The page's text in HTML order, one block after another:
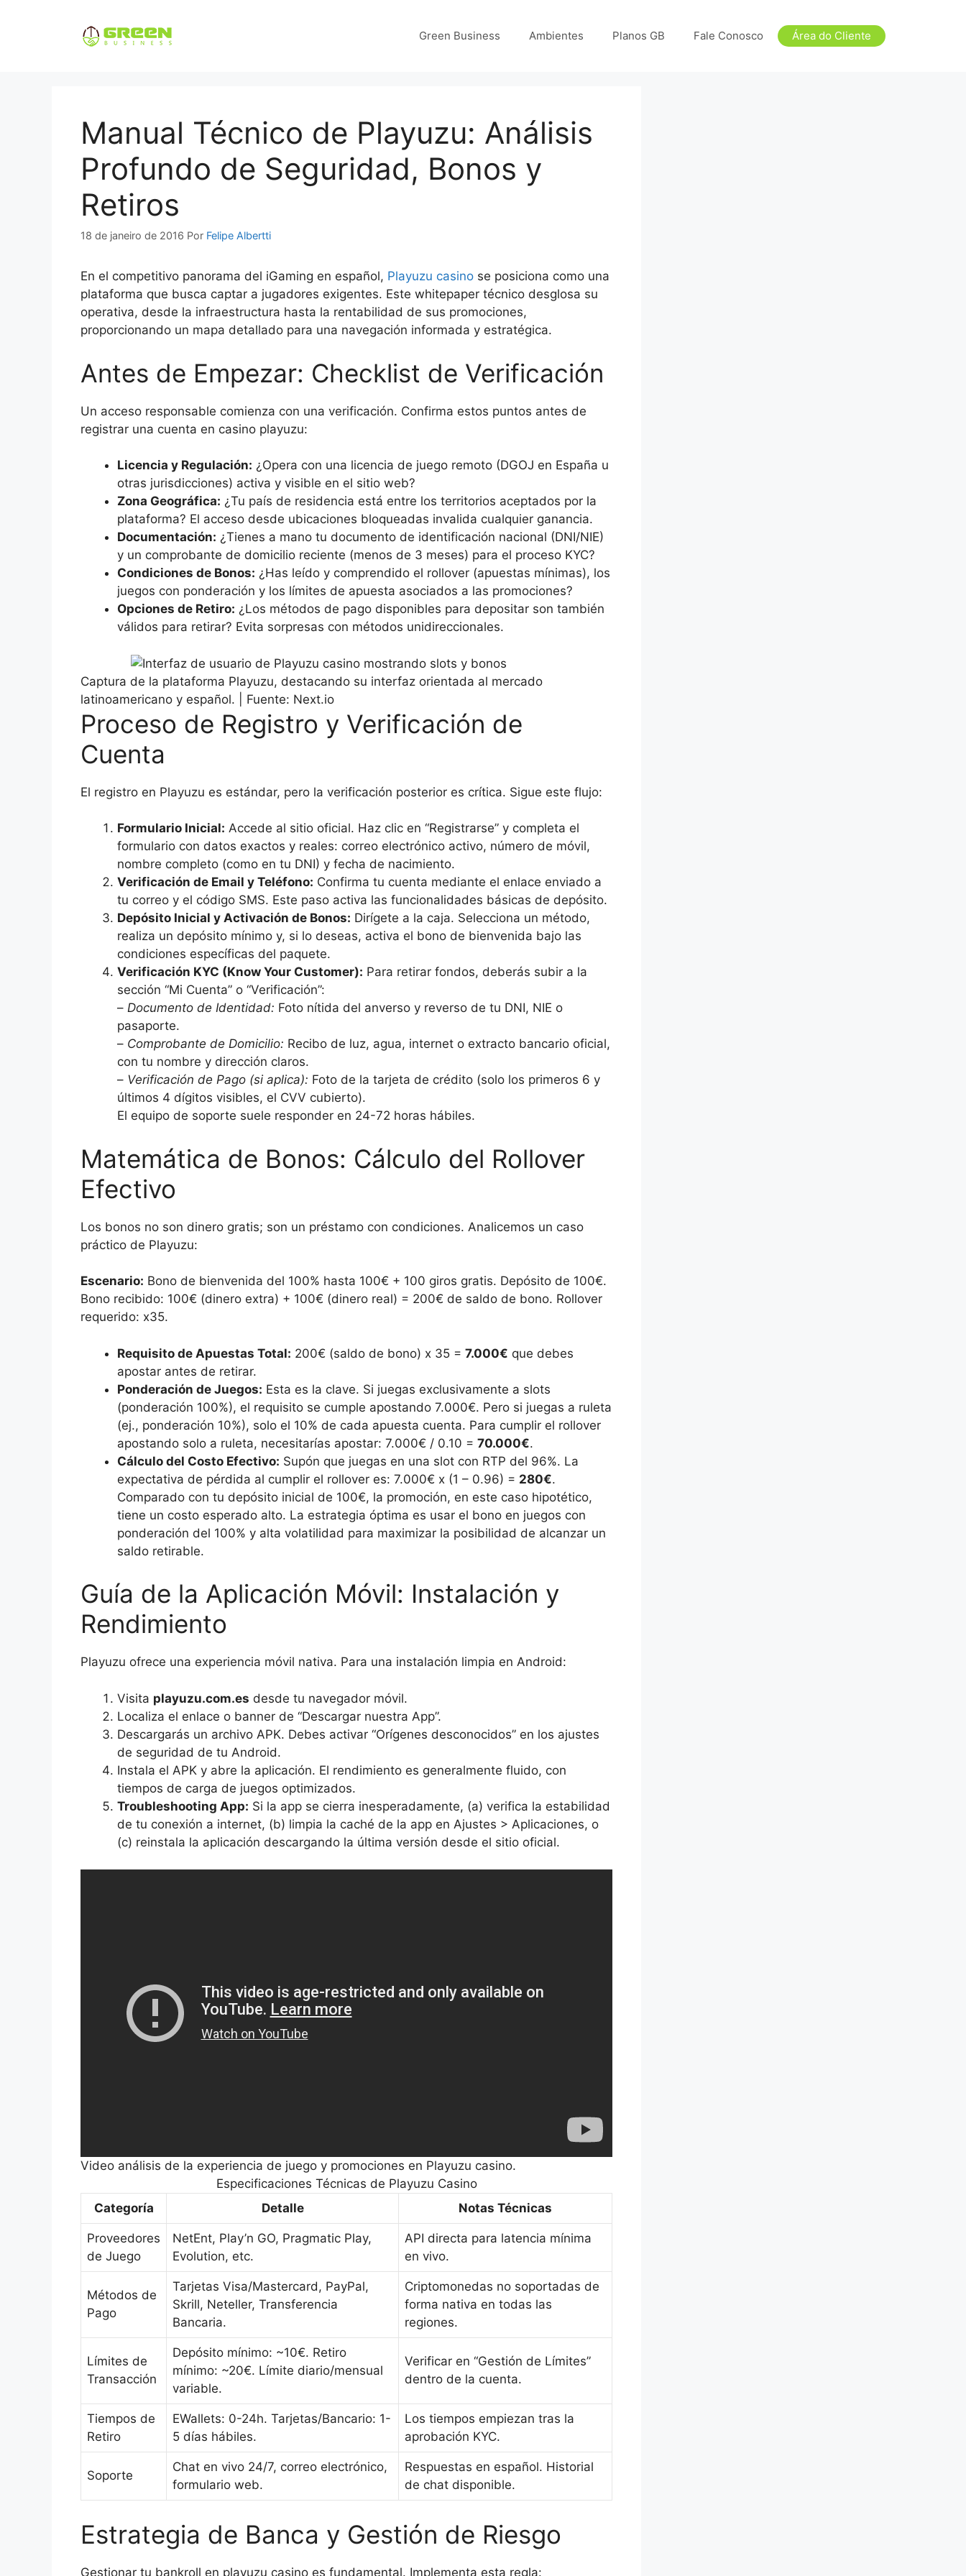
Green Business Ambientes Planos GB Fale Conosco Área do Cliente
Manual Técnico de Playuzu: Análisis
Profundo de Seguridad, Bonos y
Retiros
18 de janeiro de 2016 Por Felipe Albertti
En el competitivo panorama del iGaming en español, Playuzu casino se posiciona como una
plataforma que busca captar a jugadores exigentes. Este whitepaper técnico desglosa su
operativa, desde la infraestructura hasta la rentabilidad de sus promociones,
proporcionando un mapa detallado para una navegación informada y estratégica.
Antes de Empezar: Checklist de Verificación
Un acceso responsable comienza con una verificación. Confirma estos puntos antes de
registrar una cuenta en casino playuzu:
Licencia y Regulación: ¿Opera con una licencia de juego remoto (DGOJ en España u
otras jurisdicciones) activa y visible en el sitio web?
Zona Geográfica: ¿Tu país de residencia está entre los territorios aceptados por la
plataforma? El acceso desde ubicaciones bloqueadas invalida cualquier ganancia.
Documentación: ¿Tienes a mano tu documento de identificación nacional (DNI/NIE)
y un comprobante de domicilio reciente (menos de 3 meses) para el proceso KYC?
Condiciones de Bonos: ¿Has leído y comprendido el rollover (apuestas mínimas), los
juegos con ponderación y los límites de apuesta asociados a las promociones?
Opciones de Retiro: ¿Los métodos de pago disponibles para depositar son también
válidos para retirar? Evita sorpresas con métodos unidireccionales.
Captura de la plataforma Playuzu, destacando su interfaz orientada al mercado
latinoamericano y español. | Fuente: Next.io
Proceso de Registro y Verificación de
Cuenta
El registro en Playuzu es estándar, pero la verificación posterior es crítica. Sigue este flujo:
Formulario Inicial: Accede al sitio oficial. Haz clic en “Registrarse” y completa el
formulario con datos exactos y reales: correo electrónico activo, número de móvil,
nombre completo (como en tu DNI) y fecha de nacimiento.
Verificación de Email y Teléfono: Confirma tu cuenta mediante el enlace enviado a
tu correo y el código SMS. Este paso activa las funcionalidades básicas de depósito.
Depósito Inicial y Activación de Bonos: Dirígete a la caja. Selecciona un método,
realiza un depósito mínimo y, si lo deseas, activa el bono de bienvenida bajo las
condiciones específicas del paquete.
Verificación KYC (Know Your Customer): Para retirar fondos, deberás subir a la
sección “Mi Cuenta” o “Verificación”:
– Documento de Identidad: Foto nítida del anverso y reverso de tu DNI, NIE o
pasaporte.
– Comprobante de Domicilio: Recibo de luz, agua, internet o extracto bancario oficial,
con tu nombre y dirección claros.
– Verificación de Pago (si aplica): Foto de la tarjeta de crédito (solo los primeros 6 y
últimos 4 dígitos visibles, el CVV cubierto).
El equipo de soporte suele responder en 24-72 horas hábiles.
Matemática de Bonos: Cálculo del Rollover
Efectivo
Los bonos no son dinero gratis; son un préstamo con condiciones. Analicemos un caso
práctico de Playuzu:
Escenario: Bono de bienvenida del 100% hasta 100€ + 100 giros gratis. Depósito de 100€.
Bono recibido: 100€ (dinero extra) + 100€ (dinero real) = 200€ de saldo de bono. Rollover
requerido: x35.
Requisito de Apuestas Total: 200€ (saldo de bono) x 35 = 7.000€ que debes
apostar antes de retirar.
Ponderación de Juegos: Esta es la clave. Si juegas exclusivamente a slots
(ponderación 100%), el requisito se cumple apostando 7.000€. Pero si juegas a ruleta
(ej., ponderación 10%), solo el 10% de cada apuesta cuenta. Para cumplir el rollover
apostando solo a ruleta, necesitarías apostar: 7.000€ / 0.10 = 70.000€.
Cálculo del Costo Efectivo: Supón que juegas en una slot con RTP del 96%. La
expectativa de pérdida al cumplir el rollover es: 7.000€ x (1 – 0.96) = 280€.
Comparado con tu depósito inicial de 100€, la promoción, en este caso hipotético,
tiene un costo esperado alto. La estrategia óptima es usar el bono en juegos con
ponderación del 100% y alta volatilidad para maximizar la posibilidad de alcanzar un
saldo retirable.
Guía de la Aplicación Móvil: Instalación y
Rendimiento
Playuzu ofrece una experiencia móvil nativa. Para una instalación limpia en Android:
Visita playuzu.com.es desde tu navegador móvil.
Localiza el enlace o banner de “Descargar nuestra App”.
Descargarás un archivo APK. Debes activar “Orígenes desconocidos” en los ajustes
de seguridad de tu Android.
Instala el APK y abre la aplicación. El rendimiento es generalmente fluido, con
tiempos de carga de juegos optimizados.
Troubleshooting App: Si la app se cierra inesperadamente, (a) verifica la estabilidad
de tu conexión a internet, (b) limpia la caché de la app en Ajustes > Aplicaciones, o
(c) reinstala la aplicación descargando la última versión desde el sitio oficial.
Video análisis de la experiencia de juego y promociones en Playuzu casino.
Especificaciones Técnicas de Playuzu Casino
Categoría
Detalle Notas Técnicas
Proveedores
de Juego
NetEnt, Play’n GO, Pragmatic Play,
Evolution, etc.
API directa para latencia mínima
en vivo.
Métodos de
Pago
Tarjetas Visa/Mastercard, PayPal,
Skrill, Neteller, Transferencia
Bancaria.
Criptomonedas no soportadas de
forma nativa en todas las
regiones.
Límites de
Transacción
Depósito mínimo: ~10€. Retiro
mínimo: ~20€. Límite diario/mensual
variable.
Verificar en “Gestión de Límites”
dentro de la cuenta.
Tiempos de
Retiro
EWallets: 0-24h. Tarjetas/Bancario: 1-
5 días hábiles.
Los tiempos empiezan tras la
aprobación KYC.
Soporte
Chat en vivo 24/7, correo electrónico,
formulario web.
Respuestas en español. Historial
de chat disponible.
Estrategia de Banca y Gestión de Riesgo
Gestionar tu bankroll en playuzu casino es fundamental. Implementa esta regla: